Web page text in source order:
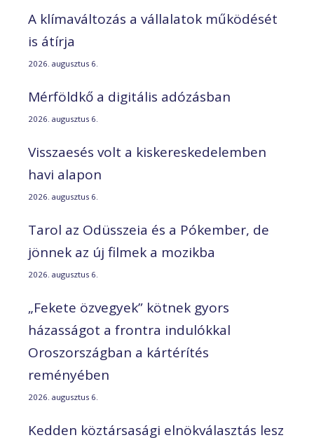
A klímaváltozás a vállalatok működését
is átírja
2026. augusztus 6.
Mérföldkő a digitális adózásban
2026. augusztus 6.
Visszaesés volt a kiskereskedelemben
havi alapon
2026. augusztus 6.
Tarol az Odüsszeia és a Pókember, de
jönnek az új filmek a mozikba
2026. augusztus 6.
„Fekete özvegyek” kötnek gyors
házasságot a frontra indulókkal
Oroszországban a kártérítés
reményében
2026. augusztus 6.
Kedden köztársasági elnökválasztás lesz